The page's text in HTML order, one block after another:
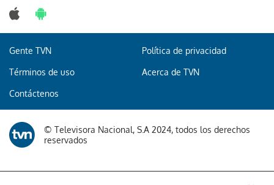
Gracias por suscribirte a nuestro boletín.
Gente TVN Política de privacidad
Términos de uso Acerca de TVN
Contáctenos
© Televisora Nacional, S.A 2024, todos los derechos
reservados